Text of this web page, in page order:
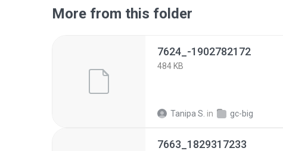
More from this folder
7624_-1902782172
484 KB
Tanipa S. in gc-big
7663_1829317233